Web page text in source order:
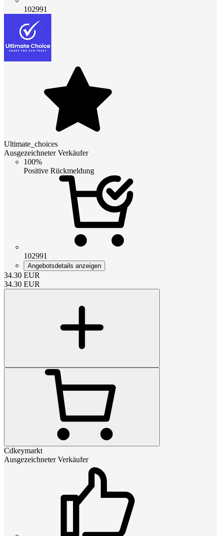
102991
Ultimate_choices
Ausgezeichneter Verkäufer
100%
Positive Rückmeldung
102991
Angebotsdetails anzeigen
34.30 EUR
34.30 EUR
Cdkeymarkt
Ausgezeichneter Verkäufer